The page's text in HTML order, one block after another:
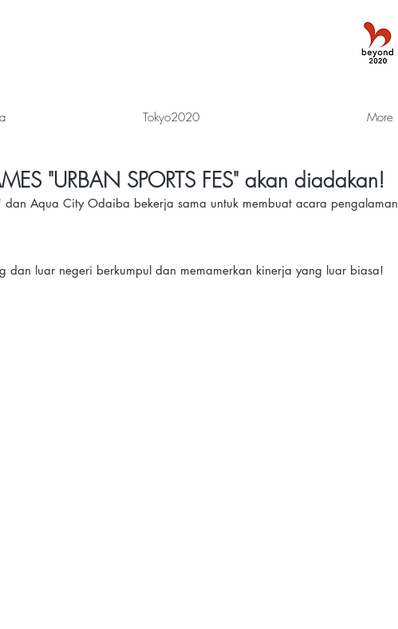
Tokyo2020 More
"URBAN SPORTS FES" akan diadakan!
Aqua City Odaiba bekerja sama untuk membuat acara pengalaman
dan luar negeri berkumpul dan memamerkan kinerja yang luar biasa!